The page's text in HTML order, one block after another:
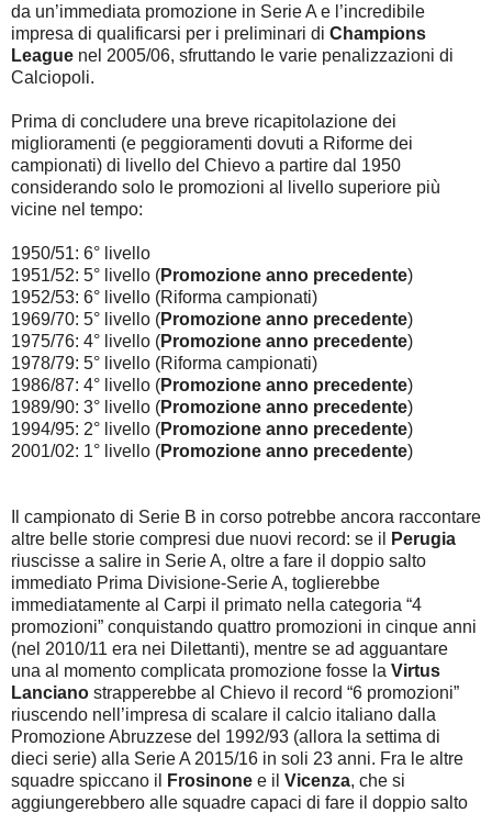
da un’immediata promozione in Serie A e l’incredibile
impresa di qualificarsi per i preliminari di Champions
League nel 2005/06, sfruttando le varie penalizzazioni di
Calciopoli.
Prima di concludere una breve ricapitolazione dei
miglioramenti (e peggioramenti dovuti a Riforme dei
campionati) di livello del Chievo a partire dal 1950
considerando solo le promozioni al livello superiore più
vicine nel tempo:
1950/51: 6° livello
1951/52: 5° livello (Promozione anno precedente)
1952/53: 6° livello (Riforma campionati)
1969/70: 5° livello (Promozione anno precedente)
1975/76: 4° livello (Promozione anno precedente)
1978/79: 5° livello (Riforma campionati)
1986/87: 4° livello (Promozione anno precedente)
1989/90: 3° livello (Promozione anno precedente)
1994/95: 2° livello (Promozione anno precedente)
2001/02: 1° livello (Promozione anno precedente)
Il campionato di Serie B in corso potrebbe ancora raccontare
altre belle storie compresi due nuovi record: se il
Perugia
riuscisse a salire in Serie A, oltre a fare il doppio salto
immediato Prima Divisione-Serie A, toglierebbe
immediatamente al Carpi il primato nella categoria “4
promozioni” conquistando quattro promozioni in cinque anni
(nel 2010/11 era nei Dilettanti), mentre se ad agguantare
una al momento complicata promozione fosse la Virtus
Lanciano strapperebbe al Chievo il record “6 promozioni”
riuscendo nell’impresa di scalare il calcio italiano dalla
Promozione Abruzzese del 1992/93 (allora la settima di
dieci serie) alla Serie A 2015/16 in soli 23 anni. Fra le altre
squadre spiccano il
Frosinone e il Vicenza, che si
aggiungerebbero alle squadre capaci di fare il doppio salto